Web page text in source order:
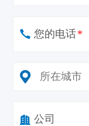
您的电话*
公司